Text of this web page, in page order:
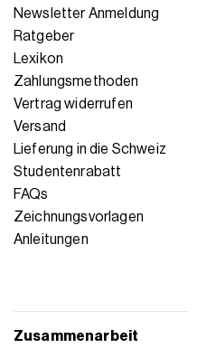
Newsletter Anmeldung
Ratgeber
Lexikon
Zahlungsmethoden
Vertrag widerrufen
Versand
Lieferung in die Schweiz
Studentenrabatt
FAQs
Zeichnungsvorlagen
Anleitungen
Zusammenarbeit